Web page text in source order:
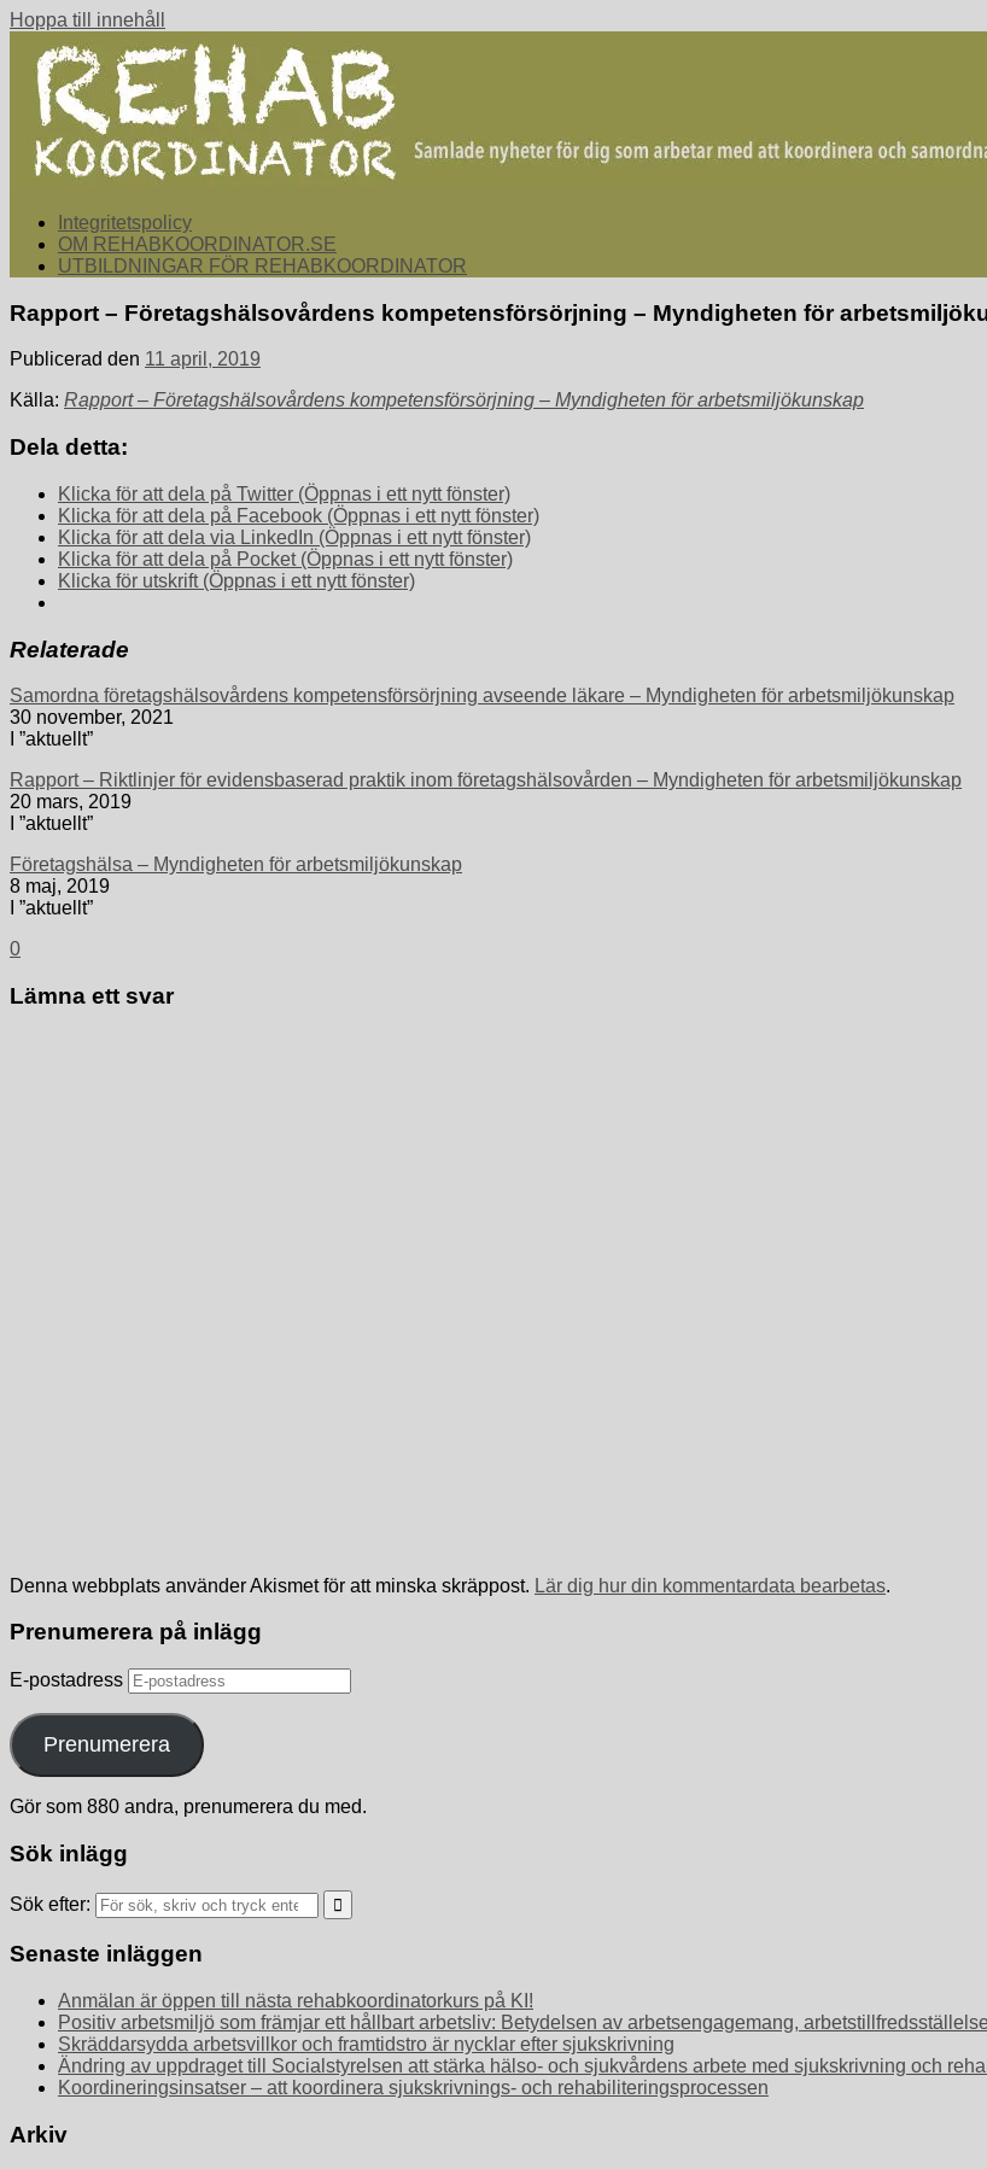
Hoppa till innehåll
rehabkoordinator.se
Samlade nyheter för dig som arbetar med att koordinera och samordna rehabiliterande åtgärder för återgång i
Integritetspolicy
OM REHABKOORDINATOR.SE
UTBILDNINGAR FÖR REHABKOORDINATOR
Rapport – Företagshälsovårdens kompetensförsörjning – Myndigheten för
Publicerad den 11 april, 2019
Källa: Rapport – Företagshälsovårdens kompetensförsörjning – Myndigheten för arbetsmiljökunskap
Dela detta:
Klicka för att dela på Twitter (Öppnas i ett nytt fönster)
Klicka för att dela på Facebook (Öppnas i ett nytt fönster)
Klicka för att dela via LinkedIn (Öppnas i ett nytt fönster)
Klicka för att dela på Pocket (Öppnas i ett nytt fönster)
Klicka för utskrift (Öppnas i ett nytt fönster)
Relaterade
Samordna företagshälsovårdens kompetensförsörjning avseende läkare – Myndigheten för arbetsmiljökunskap
30 november, 2021
I ”aktuellt”
Rapport – Riktlinjer för evidensbaserad praktik inom företagshälsovården – Myndigheten för arbetsmiljökunskap
20 mars, 2019
I ”aktuellt”
Företagshälsa – Myndigheten för arbetsmiljökunskap
8 maj, 2019
I ”aktuellt”
0
Lämna ett svar
Denna webbplats använder Akismet för att minska skräppost. Lär dig hur din kommentardata bearbetas.
Prenumerera på inlägg
E-postadress
Prenumerera
Gör som 880 andra, prenumerera du med.
Sök inlägg
Sök efter:
Senaste inläggen
Anmälan är öppen till nästa rehabkoordinatorkurs på KI!
Positiv arbetsmiljö som främjar ett hållbart arbetsliv: Betydelsen av arbetsengagemang,
Skräddarsydda arbetsvillkor och framtidstro är nycklar efter sjukskrivning
Ändring av uppdraget till Socialstyrelsen att stärka hälso- och sjukvårdens arbete med sjukskrivning och
Koordineringsinsatser – att koordinera sjukskrivnings- och rehabiliteringsprocessen
Arkiv